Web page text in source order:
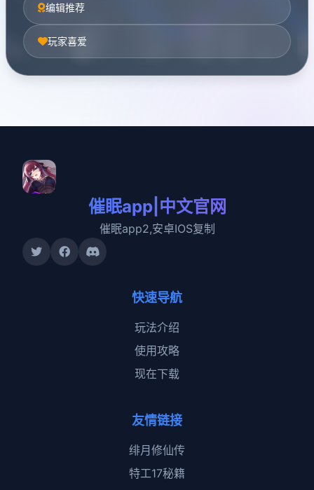
编辑推荐
玩家喜爱
催眠app|中文官网
催眠app2,安卓IOS复制
快速导航
玩法介绍
使用攻略
现在下载
友情链接
绯月修仙传
特工17秘籍